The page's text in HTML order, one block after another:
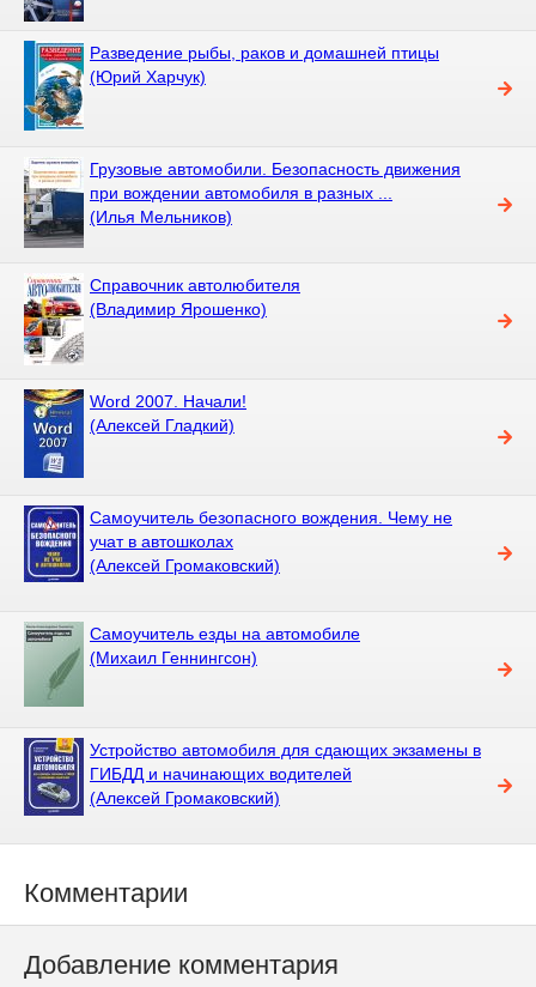
Разведение рыбы, раков и домашней птицы
(Юрий Харчук)
Грузовые автомобили. Безопасность движения
при вождении автомобиля в разных ...
(Илья Мельников)
Справочник автолюбителя
(Владимир Ярошенко)
Word 2007. Начали!
(Алексей Гладкий)
Самоучитель безопасного вождения. Чему не
учат в автошколах
(Алексей Громаковский)
Самоучитель езды на автомобиле
(Михаил Геннингсон)
Устройство автомобиля для сдающих экзамены в
ГИБДД и начинающих водителей
(Алексей Громаковский)
Комментарии
Добавление комментария